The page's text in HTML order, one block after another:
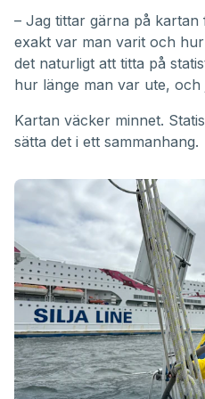
– Jag tittar gärna på
exakt var man varit och
det naturligt att titta på
hur länge man var ute,
Kartan väcker minnet.
sätta det i ett sammanhang.